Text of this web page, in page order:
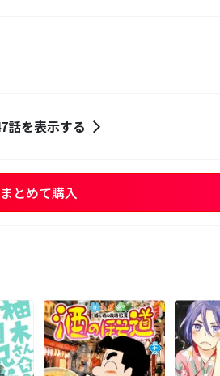
話を表示する
まとめて購入